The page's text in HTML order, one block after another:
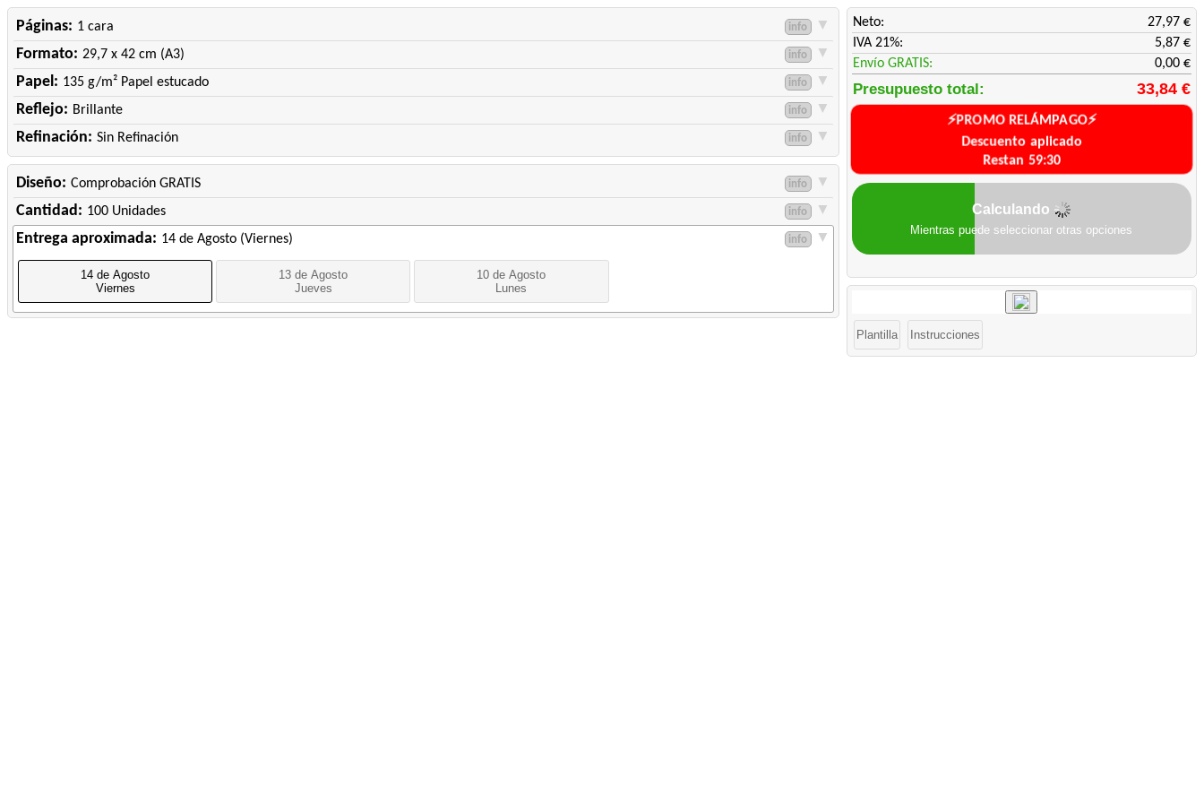
Páginas: 1 cara info ▼
Formato: 29,7 x 42 cm (A3) info ▼
Papel: 135 g/m² Papel estucado info ▼
Reflejo: Brillante info ▼
Refinación: Sin Refinación info ▼
Diseño: Comprobación GRATIS info ▼
Cantidad: 100 Unidades info ▼
Entrega aproximada: 14 de Agosto (Viernes) info ▼
14 de Agosto
Viernes
13 de Agosto
Jueves
10 de Agosto
Lunes
Neto:
27,97 €
IVA 21%:
5,87 €
Envío GRATIS:
0,00 €
Presupuesto total: 33,84 €
⚡PROMO RELÁMPAGO⚡
Descuento aplicado
Restan 59:30
Calculando
Mientras puede seleccionar otras opciones
️Plantilla Instrucciones